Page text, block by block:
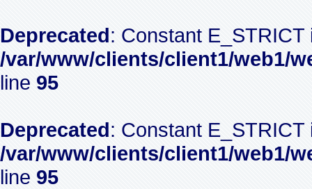
Deprecated: Constant
/var/www/clients/client1/web1/
line 95
Deprecated: Constant
/var/www/clients/client1/web1/
line 95